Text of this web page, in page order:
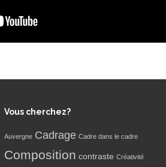
Vous cherchez?
Auvergne Cadrage Cadre dans le cadre
Composition contraste Créativité